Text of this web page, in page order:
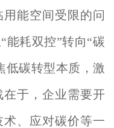
能空间受限的问
能耗双控”转向“碳
低碳转型本质，激
于，企业需要开
、应对碳价等一